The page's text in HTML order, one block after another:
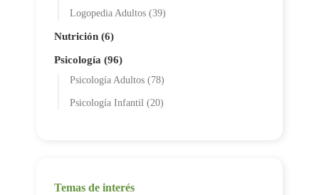
Logopedia Adultos (39)
Nutrición (6)
Psicología (96)
Psicología Adultos (78)
Psicología Infantil (20)
Temas de interés